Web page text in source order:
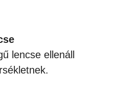
lencse ellenáll